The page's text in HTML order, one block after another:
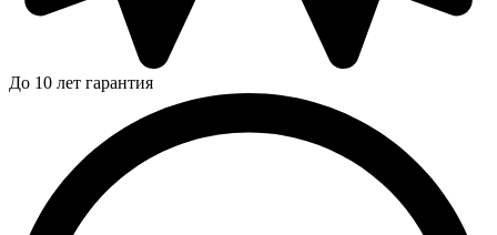
До 10 лет гарантия